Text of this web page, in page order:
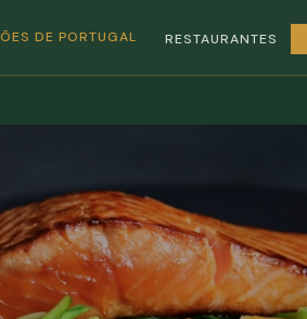
DE PORTUGAL RESTAURANTES